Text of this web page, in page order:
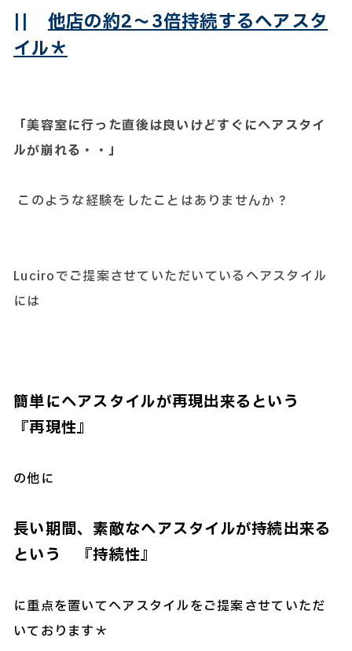
||他店の約2～3倍持続するヘアスタ
イル＊
「美容室に行った直後は良いけどすぐにヘアスタイ
ルが崩れる・・」
このような経験をしたことはありませんか？
Luciroでご提案させていただいているヘアスタイル
には
簡単にヘアスタイルが再現出来るという
『再現性』
の他に
長い期間、素敵なヘアスタイルが持続出来る
という 『持続性』
に重点を置いてヘアスタイルをご提案させていただ
いております＊